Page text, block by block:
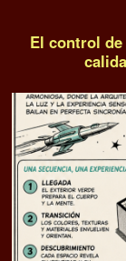
El control